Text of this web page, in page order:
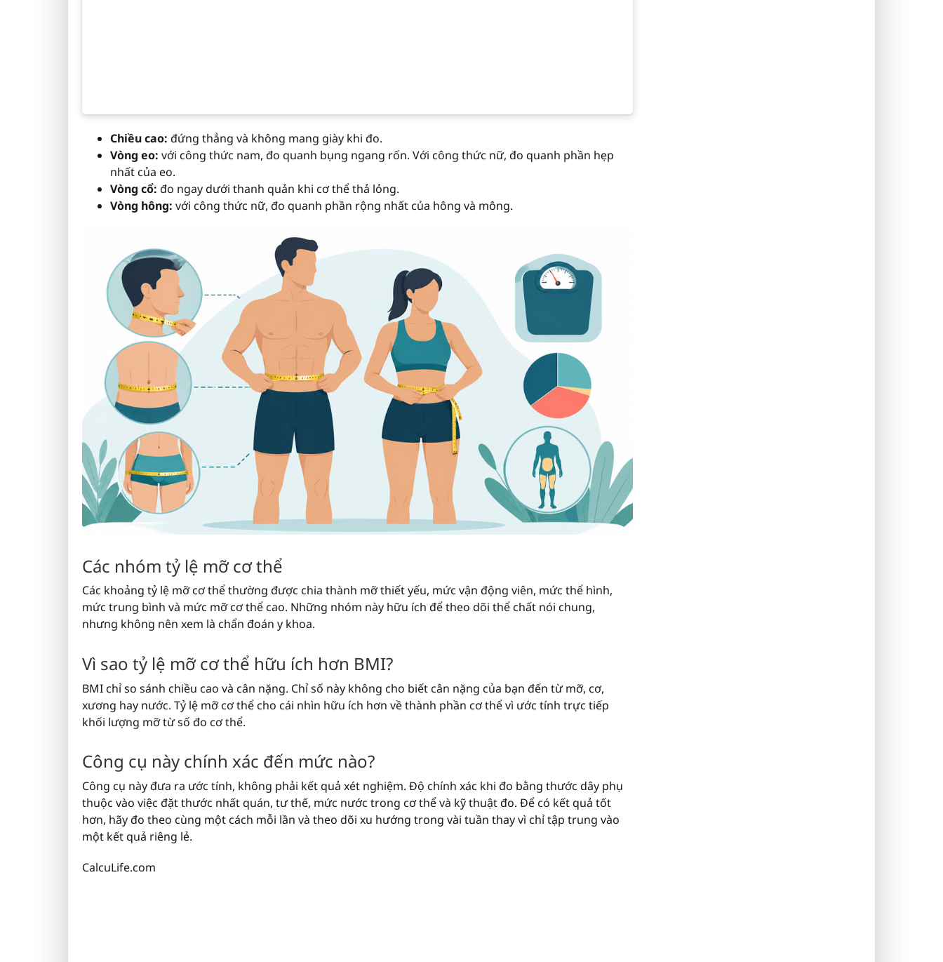
Chiều cao: đứng thẳng và không mang giày khi đo.
Vòng eo: với công thức nam, đo quanh bụng ngang rốn. Với công thức nữ, đo quanh phần hẹp
nhất của eo.
Vòng cổ: đo ngay dưới thanh quản khi cơ thể thả lỏng.
Vòng hông: với công thức nữ, đo quanh phần rộng nhất của hông và mông.
Các nhóm tỷ lệ mỡ cơ thể
Các khoảng tỷ lệ mỡ cơ thể thường được chia thành mỡ thiết yếu, mức vận động viên, mức thể hình,
mức trung bình và mức mỡ cơ thể cao. Những nhóm này hữu ích để theo dõi thể chất nói chung,
nhưng không nên xem là chẩn đoán y khoa.
Vì sao tỷ lệ mỡ cơ thể hữu ích hơn BMI?
BMI chỉ so sánh chiều cao và cân nặng. Chỉ số này không cho biết cân nặng của bạn đến từ mỡ, cơ,
xương hay nước. Tỷ lệ mỡ cơ thể cho cái nhìn hữu ích hơn về thành phần cơ thể vì ước tính trực tiếp
khối lượng mỡ từ số đo cơ thể.
Công cụ này chính xác đến mức nào?
Công cụ này đưa ra ước tính, không phải kết quả xét nghiệm. Độ chính xác khi đo bằng thước dây phụ
thuộc vào việc đặt thước nhất quán, tư thế, mức nước trong cơ thể và kỹ thuật đo. Để có kết quả tốt
hơn, hãy đo theo cùng một cách mỗi lần và theo dõi xu hướng trong vài tuần thay vì chỉ tập trung vào
một kết quả riêng lẻ.
CalcuLife.com